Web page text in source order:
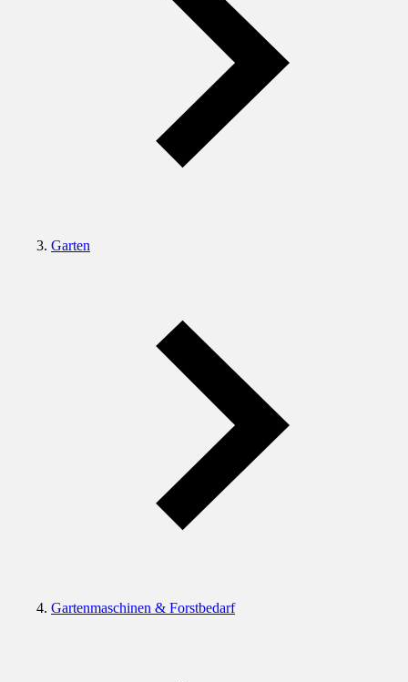
Garten
Gartenmaschinen & Forstbedarf